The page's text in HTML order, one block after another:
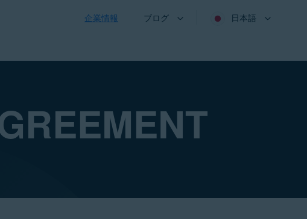
企業情報 ブログ 日本語